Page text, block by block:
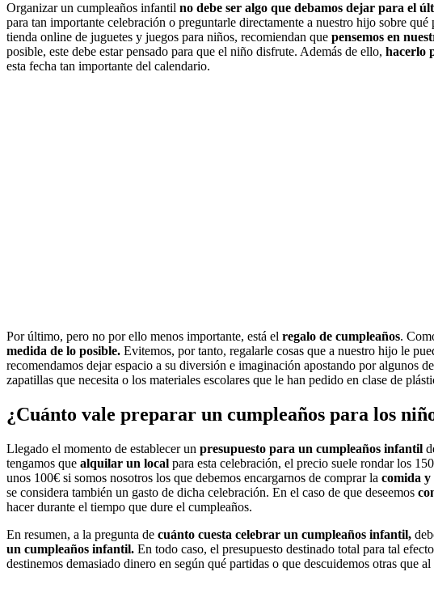
Organizar un cumpleaños infantil no debe ser algo que debamos dejar para el
para tan importante celebración o preguntarle directamente a nuestro hijo sobre
tienda online de juguetes y juegos para niños, recomiendan que pensemos en
posible, este debe estar pensado para que el niño disfrute. Además de ello, hacerlo
esta fecha tan importante del calendario.
Por último, pero no por ello menos importante, está el regalo de cumpleaños.
medida de lo posible. Evitemos, por tanto, regalarle cosas que a nuestro hijo le
recomendamos dejar espacio a su diversión e imaginación apostando por algunos
zapatillas que necesita o los materiales escolares que le han pedido en clase de
¿Cuánto vale preparar un cumpleaños para los
Llegado el momento de establecer un presupuesto para un cumpleaños infantil
tengamos que alquilar un local para esta celebración, el precio suele rondar los
unos 100€ si somos nosotros los que debemos encargarnos de comprar la comida
se considera también un gasto de dicha celebración. En el caso de que deseemos
hacer durante el tiempo que dure el cumpleaños.
En resumen, a la pregunta de cuánto cuesta celebrar un cumpleaños infantil,
un cumpleaños infantil. En todo caso, el presupuesto destinado total para tal
destinemos demasiado dinero en según qué partidas o que descuidemos otras que